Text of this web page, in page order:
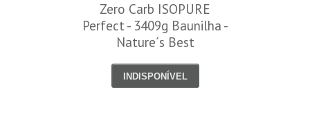
Zero Carb ISOPURE
Perfect - 3409g Baunilha -
Nature´s Best
INDISPONÍVEL